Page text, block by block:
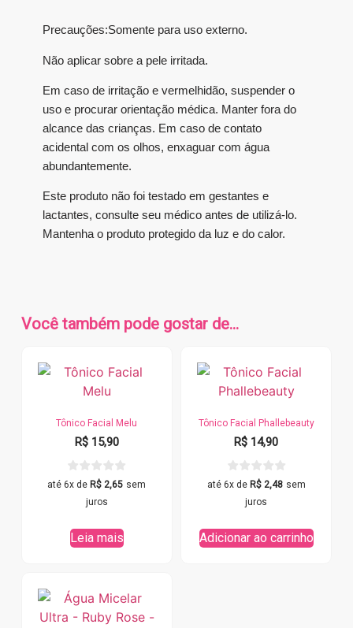
Precauções:Somente para uso externo.
Não aplicar sobre a pele irritada.
Em caso de irritação e vermelhidão, suspender o
uso e procurar orientação médica. Manter fora do
alcance das crianças. Em caso de contato
acidental com os olhos, enxaguar com água
abundantemente.
Este produto não foi testado em gestantes e
lactantes, consulte seu médico antes de utilizá-lo.
Mantenha o produto protegido da luz e do calor.
Você também pode gostar de…
Tônico Facial Melu
R$15,90
até 6x de R$ 2,65 sem
juros
Leia mais
Tônico Facial Phallebeauty
R$ 14,90
até 6x de R$2,48 sem
juros
Adicionar ao carrinho